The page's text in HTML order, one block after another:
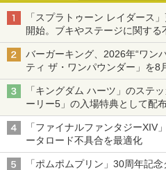
「スプラトゥーン レイダース
開始。ブキやステージに関する
バーガーキング、2026年“ワン
ティ ザ・ワンパウンダー」を8
「特製ガーリックマヨソース
「キングダム ハーツ」のステ
ーリー5」の入場特典として配
本日8月7日より先着・数量限定
「ファイナルファンタジーXIV
ータロード不具合を最適化
「ポムポムプリン」30周年記